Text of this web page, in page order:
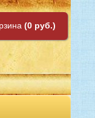
(0 руб.)